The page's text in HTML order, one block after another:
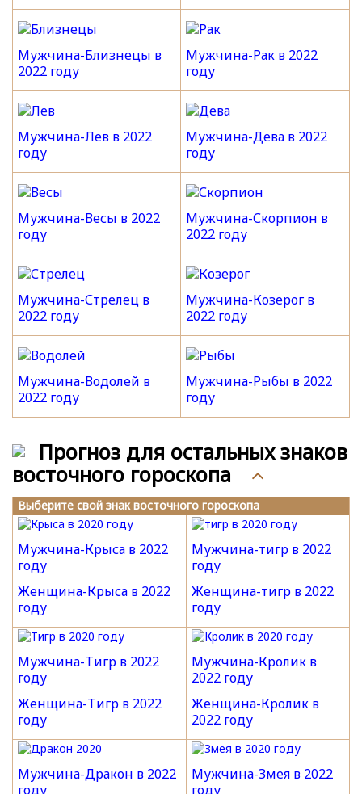
Мужчина-Близнецы в
2022 году
Мужчина-Рак в 2022
году
Мужчина-Лев в 2022
году
Мужчина-Дева в 2022
году
Мужчина-Весы в 2022
году
Мужчина-Скорпион в
2022 году
Мужчина-Стрелец в
2022 году
Мужчина-Козерог в
2022 году
Мужчина-Водолей в
2022 году
Мужчина-Рыбы в 2022
году
Прогноз для остальных знаков
восточного гороскопа
Выберите свой знак восточного гороскопа
Мужчина-Крыса в 2022
году
Женщина-Крыса в 2022
году
Мужчина-тигр в 2022
году
Женщина-тигр в 2022
году
Мужчина-Тигр в 2022
году
Женщина-Тигр в 2022
году
Мужчина-Кролик в
2022 году
Женщина-Кролик в
2022 году
Мужчина-Дракон в 2022
году
Мужчина-Змея в 2022
году